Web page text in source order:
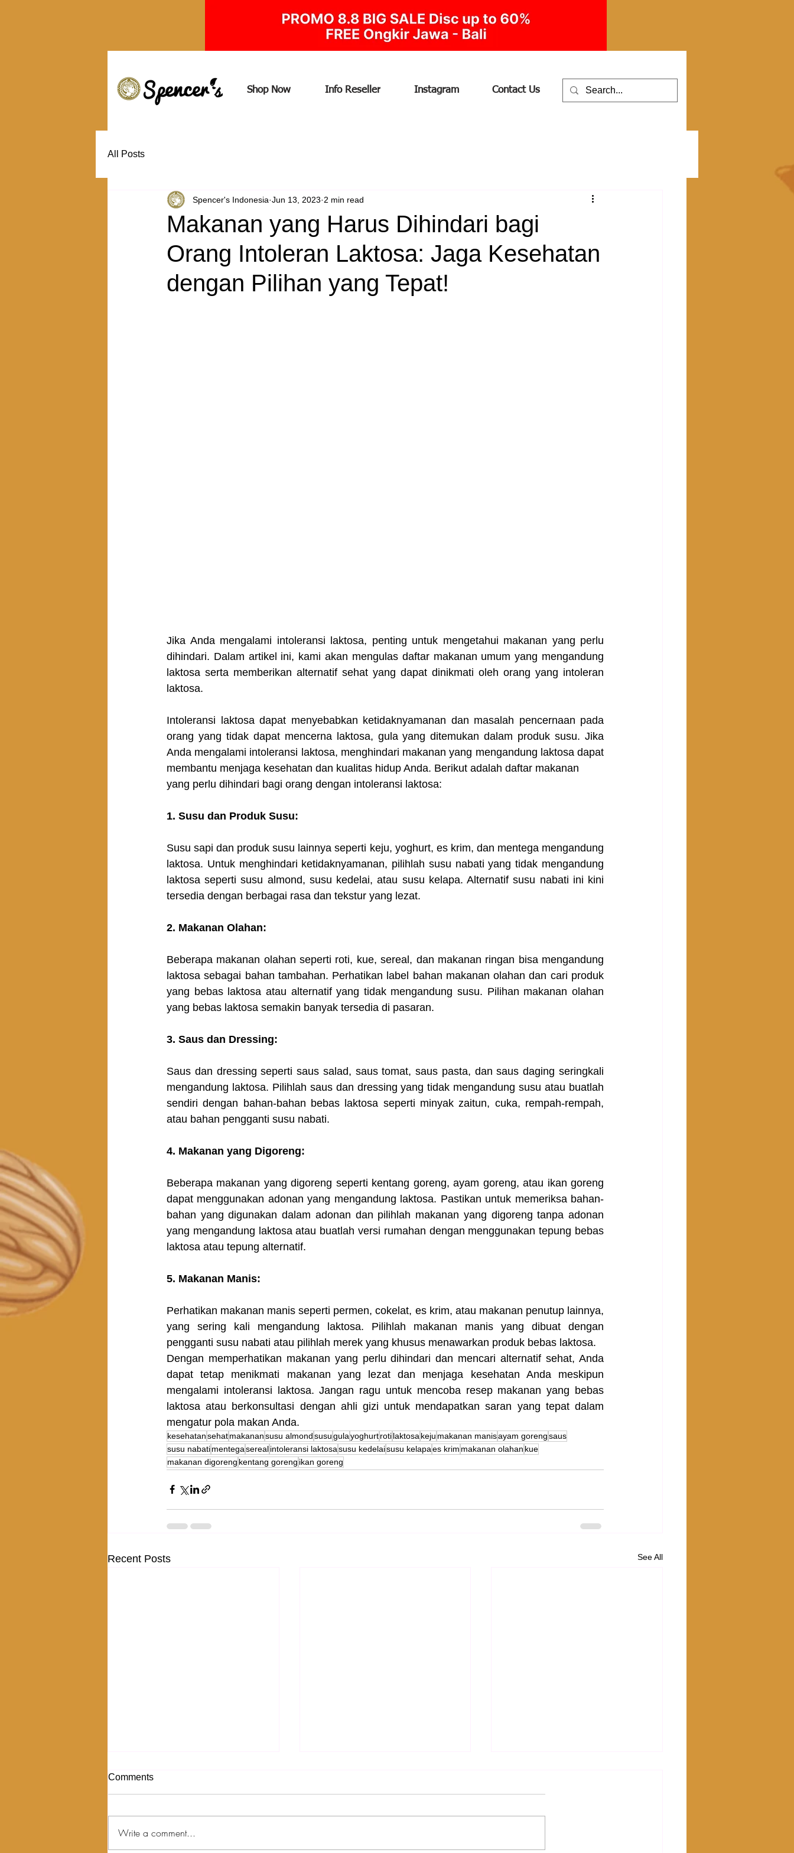
Shop Now Info Reseller Instagram Contact Us
All Posts
Makanan yang Harus Dihindari bagi
Orang Intoleran Laktosa: Jaga Kesehatan
dengan Pilihan yang Tepat!
Spencer's Indonesia Jun 13, 2023 2 min read
Jika Anda mengalami intoleransi laktosa, penting untuk mengetahui makanan yang perlu
dihindari. Dalam artikel ini, kami akan mengulas daftar makanan umum yang mengandung
laktosa serta memberikan alternatif sehat yang dapat dinikmati oleh orang yang intoleran
laktosa.
Intoleransi laktosa dapat menyebabkan ketidaknyamanan dan masalah pencernaan pada
orang yang tidak dapat mencerna laktosa, gula yang ditemukan dalam produk susu. Jika
Anda mengalami intoleransi laktosa, menghindari makanan yang mengandung laktosa dapat
membantu menjaga kesehatan dan kualitas hidup Anda. Berikut adalah daftar makanan
yang perlu dihindari bagi orang dengan intoleransi laktosa:
1. Susu dan Produk Susu:
Susu sapi dan produk susu lainnya seperti keju, yoghurt, es krim, dan mentega mengandung
laktosa. Untuk menghindari ketidaknyamanan, pilihlah susu nabati yang tidak mengandung
laktosa seperti susu almond, susu kedelai, atau susu kelapa. Alternatif susu nabati ini kini
tersedia dengan berbagai rasa dan tekstur yang lezat.
2. Makanan Olahan:
Beberapa makanan olahan seperti roti, kue, sereal, dan makanan ringan bisa mengandung
laktosa sebagai bahan tambahan. Perhatikan label bahan makanan olahan dan cari produk
yang bebas laktosa atau alternatif yang tidak mengandung susu. Pilihan makanan olahan
yang bebas laktosa semakin banyak tersedia di pasaran.
3. Saus dan Dressing:
Saus dan dressing seperti saus salad, saus tomat, saus pasta, dan saus daging seringkali
mengandung laktosa. Pilihlah saus dan dressing yang tidak mengandung susu atau buatlah
sendiri dengan bahan-bahan bebas laktosa seperti minyak zaitun, cuka, rempah-rempah,
atau bahan pengganti susu nabati.
4. Makanan yang Digoreng:
Beberapa makanan yang digoreng seperti kentang goreng, ayam goreng, atau ikan goreng
dapat menggunakan adonan yang mengandung laktosa. Pastikan untuk memeriksa bahan-
bahan yang digunakan dalam adonan dan pilihlah makanan yang digoreng tanpa adonan
yang mengandung laktosa atau buatlah versi rumahan dengan menggunakan tepung bebas
laktosa atau tepung alternatif.
5. Makanan Manis:
Perhatikan makanan manis seperti permen, cokelat, es krim, atau makanan penutup lainnya,
yang sering kali mengandung laktosa. Pilihlah makanan manis yang dibuat dengan
pengganti susu nabati atau pilihlah merek yang khusus menawarkan produk bebas laktosa.
Dengan memperhatikan makanan yang perlu dihindari dan mencari alternatif sehat, Anda
dapat tetap menikmati makanan yang lezat dan menjaga kesehatan Anda meskipun
mengalami intoleransi laktosa. Jangan ragu untuk mencoba resep makanan yang bebas
laktosa atau berkonsultasi dengan ahli gizi untuk mendapatkan saran yang tepat dalam
mengatur pola makan Anda.
kesehatansehatmakanansusu almondsusugulayoghurtrotilaktosa keju makanan manisayam gorengsaus
susu nabatimentegaserealintoleransi laktosasusu kedelaisusu kelapaes krim makanan olahan kue
makanan digoreng kentang goreng ikan goreng
Recent Posts See All
Comments
Write a comment...